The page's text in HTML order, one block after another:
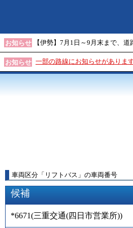
お知らせ 【伊勢】7月1日～9月末まで、
お知らせ 一部の路線にお知らせがありま
車両区分 「 リフトバス 」 の車両番号
候補
*6671(三重交通(四日市営業所))